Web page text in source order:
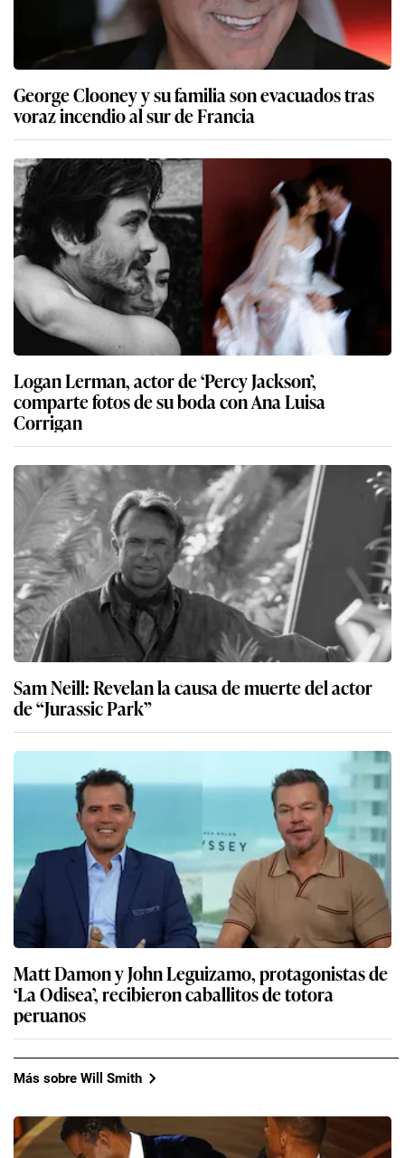
George Clooney y su familia son evacuados tras
voraz incendio al sur de Francia
Logan Lerman, actor de ‘Percy Jackson’,
comparte fotos de su boda con Ana Luisa
Corrigan
Sam Neill: Revelan la causa de muerte del actor
de “Jurassic Park”
Matt Damon y John Leguizamo, protagonistas de
‘La Odisea’, recibieron caballitos de totora
peruanos
Más sobre Will Smith